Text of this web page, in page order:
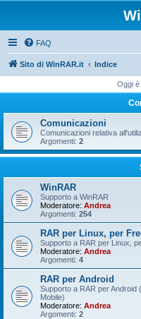
FAQ
Sito di WinRAR.it Indice
Oggi
Comunicazioni
Comunicazioni relativa
Argomenti: 2
WinRAR
Supporto a WinRAR
Moderatore: Andrea
Argomenti: 254
RAR per Linux, per
Supporto a RAR per Linux,
Moderatore: Andrea
Argomenti: 4
RAR per Android
Supporto a RAR per
Mobile)
Moderatore: Andrea
Argomenti: 2